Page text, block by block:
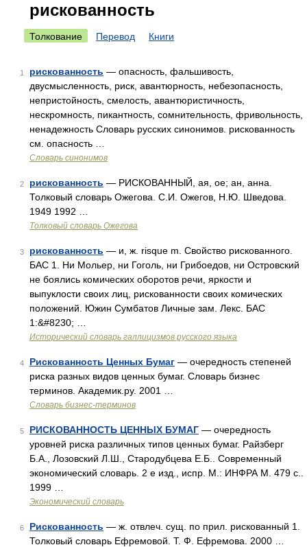
рискованность
Толкование Перевод Книги
1 рискованность — опасность, фальшивость,
двусмысленность, риск, авантюрность, небезопасность,
непристойность, смелость, авантюристичность,
нескромность, пикантность, сомнительность, фривольность,
ненадежность Словарь русских синонимов. рискованность
см. опасность …
Словарь синонимов
2 рискованность — РИСКОВАННЫЙ, ая, ое; ан, анна.
Толковый словарь Ожегова. С.И. Ожегов, Н.Ю. Шведова.
1949 1992 …
Толковый словарь Ожегова
3 рискованность — и, ж. risque m. Свойство рискованного.
БАС 1. Ни Мольер, ни Гоголь, ни Грибоедов, ни Островский
не боялись комических оборотов речи, яркости и
выпуклости своих лиц, рискованности своих комических
положений. Южин Сумбатов Личные зам. Лекс. БАС
1:&#8230; …
Исторический словарь галлицизмов русского языка
4 Рискованность Ценных Бумаг — очередность степеней
риска разных видов ценных бумаг. Словарь бизнес
терминов. Академик.ру. 2001 …
Словарь бизнес-терминов
5 РИСКОВАННОСТЬ ЦЕННЫХ БУМАГ — очередность
уровней риска различных типов ценных бумаг. Райзберг
Б.А., Лозовский Л.Ш., Стародубцева Е.Б.. Современный
экономический словарь. 2 е изд., испр. М.: ИНФРА М. 479 с..
1999 …
Экономический словарь
6 Рискованность — ж. отвлеч. сущ. по прил. рискованный 1.
Толковый словарь Ефремовой. Т. Ф. Ефремова. 2000 …